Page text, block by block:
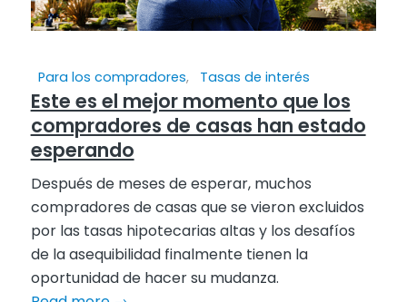
Para los compradores, Tasas de interés
Este es el mejor momento que los
compradores de casas han estado
esperando
Después de meses de esperar, muchos
compradores de casas que se vieron excluidos
por las tasas hipotecarias altas y los desafíos
de la asequibilidad finalmente tienen la
oportunidad de hacer su mudanza.